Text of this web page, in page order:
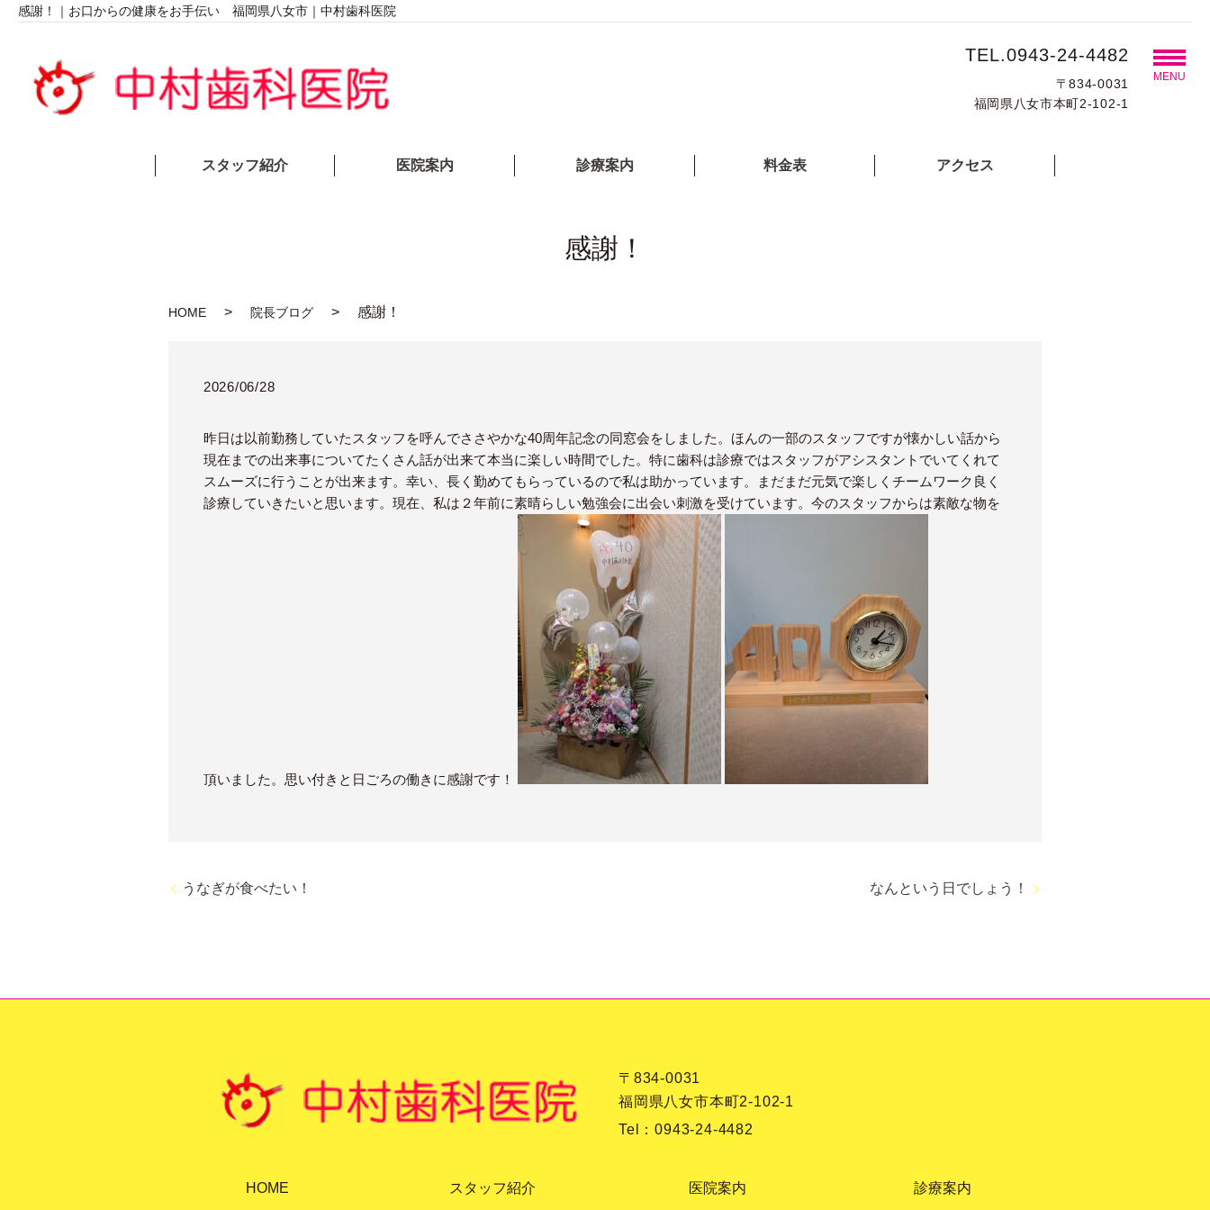
感謝！｜お口からの健康をお手伝い 福岡県八女市｜中村歯科医院
TEL.0943-24-4482
〒834-0031
福岡県八女市本町2-102-1
MENU
スタッフ紹介 医院案内 診療案内 料金表 アクセス
感謝！
HOME 院長ブログ 感謝！
2026/06/28
昨日は以前勤務していたスタッフを呼んでささやかな40周年記念の同窓会をしました。ほんの一部のスタッフですが懐かしい話から
現在までの出来事についてたくさん話が出来て本当に楽しい時間でした。特に歯科は診療ではスタッフがアシスタントでいてくれて
スムーズに行うことが出来ます。幸い、長く勤めてもらっているので私は助かっています。まだまだ元気で楽しくチームワーク良く
診療していきたいと思います。現在、私は２年前に素晴らしい勉強会に出会い刺激を受けています。今のスタッフからは素敵な物を
頂いました。思い付きと日ごろの働きに感謝です！
うなぎが食べたい！ なんという日でしょう！
〒834-0031
福岡県八女市本町2-102-1
Tel：0943-24-4482
HOME スタッフ紹介 医院案内 診療案内